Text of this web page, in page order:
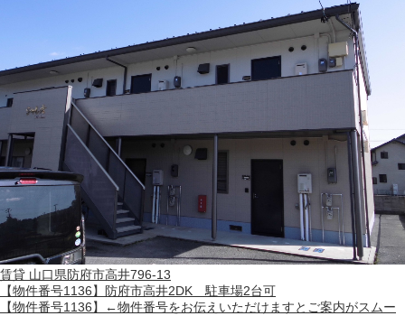
賃貸 山口県防府市高井796-13
【物件番号1136】防府市高井2DK 駐車場2台可
【物件番号1136】←物件番号をお伝えいただけますとご案内がスムー